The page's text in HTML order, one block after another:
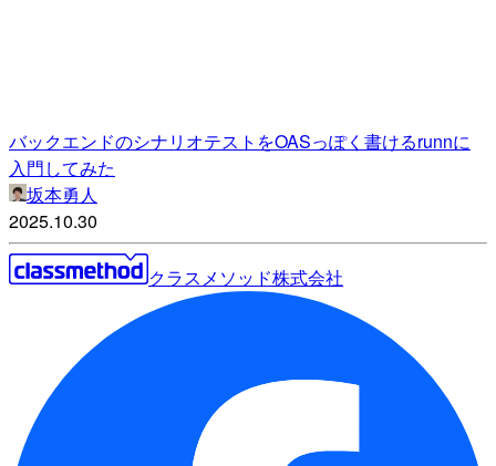
バックエンドのシナリオテストをOASっぽく書けるrunnに
入門してみた
坂本勇人
2025.10.30
クラスメソッド株式会社